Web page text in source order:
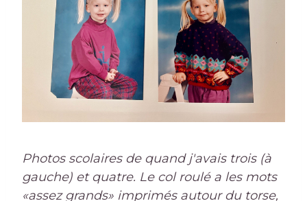
Photos scolaires de quand j'avais trois (à
gauche) et quatre. Le col roulé a les mots
«assez grands» imprimés autour du torse,